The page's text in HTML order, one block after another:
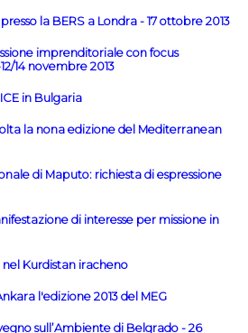
la BERS a Londra - 17 ottobre 2013
imprenditoriale con focus
14 novembre 2013
in Bulgaria
la nona edizione del Mediterranean
di Maputo: richiesta di espressione
di interesse per missione in
nel Kurdistan iracheno
l'edizione 2013 del MEG
sull’Ambiente di Belgrado - 26